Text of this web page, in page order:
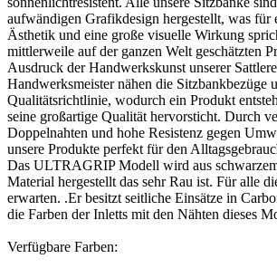
aufwändigen Grafikdesign hergestellt, was für
Ästhetik und eine große visuelle Wirkung
mittlerweile auf der ganzen Welt geschätzten
Ausdruck der Handwerkskunst unserer
Handwerksmeister nähen die Sitzbankbezüge
Qualitätsrichtlinie, wodurch ein Produkt
seine großartige Qualität hervorsticht. Durch
Doppelnahten und hohe Resistenz gegen
unsere Produkte perfekt für den
Das ULTRAGRIP Modell wird aus
Material hergestellt das sehr Rau ist. Für alle
erwarten. .Er besitzt seitliche Einsätze in
die Farben der Inletts mit den Nähten dieses
Verfügbare Farben: